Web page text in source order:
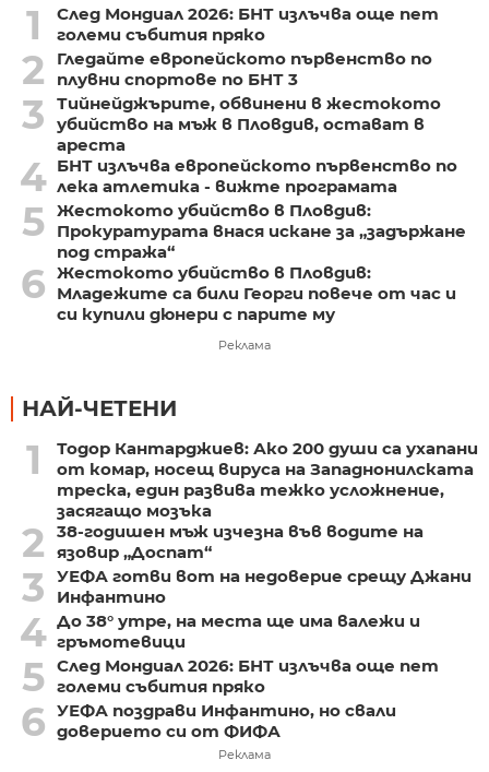
1
След Мондиал 2026: БНТ излъчва още пет
големи събития пряко
2
Гледайте европейското първенство по
плувни спортове по БНТ 3
3
Тийнейджърите, обвинени в жестокото
убийство на мъж в Пловдив, остават в
ареста
4 БНТ излъчва европейското първенство по
лека атлетика - вижте програмата
5 Жестокото убийство в Пловдив:
Прокуратурата внася искане за „задържане
под стража“
6 Жестокото убийство в Пловдив:
Младежите са били Георги повече от час и
си купили дюнери с парите му
Реклама
НАЙ-ЧЕТЕНИ
1
Тодор Кантарджиев: Ако 200 души са ухапани
от комар, носещ вируса на Западнонилската
треска, един развива тежко усложнение,
засягащо мозъка
2
38-годишен мъж изчезна във водите на
язовир „Доспат“
3
УЕФА готви вот на недоверие срещу Джани
Инфантино
4 До 38° утре, на места ще има валежи и
гръмотевици
5 След Мондиал 2026: БНТ излъчва още пет
големи събития пряко
6 УЕФА поздрави Инфантино, но свали
доверието си от ФИФА
Реклама